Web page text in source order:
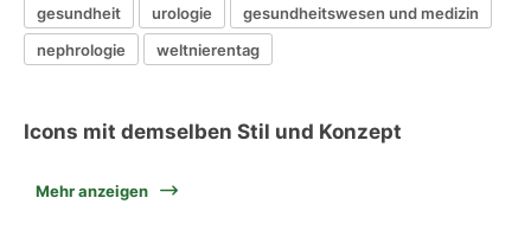
gesundheit urologie
gesundheitswesen und medizin
nephrologie
weltnierentag
Icons mit demselben Stil und Konzept
Mehr anzeigen